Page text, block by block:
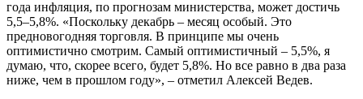
года инфляция, по прогнозам министерства, может достичь
5,5–5,8%. «Поскольку декабрь – месяц особый. Это
предновогодняя торговля. В принципе мы очень
оптимистично смотрим. Самый оптимистичный – 5,5%, я
думаю, что, скорее всего, будет 5,8%. Но все равно в два раза
ниже, чем в прошлом году», – отметил Алексей Ведев.